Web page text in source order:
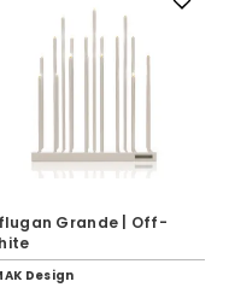
Grande | Off-
Design